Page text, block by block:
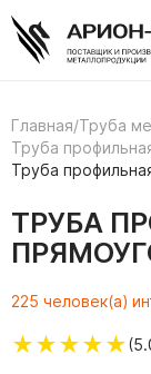
Главная/Труба
Труба
Труба
ТРУБА
225 человек(а)
★★★★★